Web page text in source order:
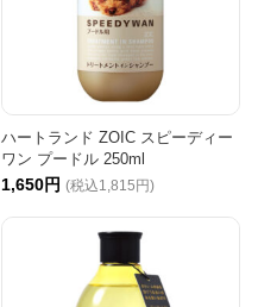
ハートランド ZOIC スピーディー
ワン プードル 250ml
1,650円 (税込1,815円)